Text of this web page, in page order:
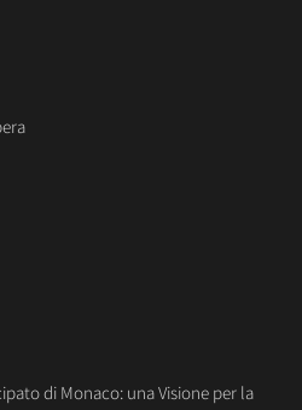
di Monaco: una Visione per la